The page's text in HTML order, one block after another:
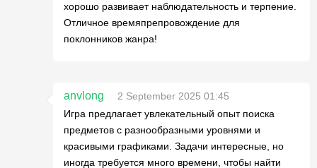
хорошо развивает наблюдательность и терпение.
Отличное времяпрепровождение для
поклонников жанра!
anvlong
2 September 2025 01:45
Игра предлагает увлекательный опыт поиска
предметов с разнообразными уровнями и
красивыми графиками. Задачи интересные, но
иногда требуется много времени, чтобы найти